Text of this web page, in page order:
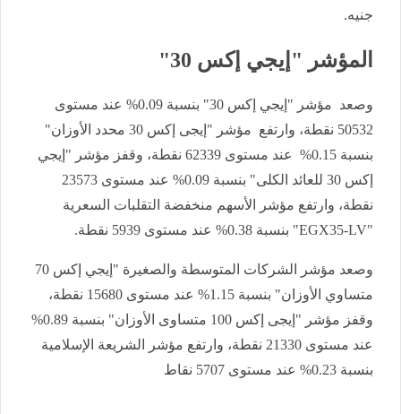
جنيه.
المؤشر "إيجي إكس 30"
وصعد مؤشر "إيجي إكس 30" بنسبة 0.09% عند مستوى
50532 نقطة، وارتفع مؤشر "إيجى إكس 30 محدد الأوزان"
بنسبة 0.15% عند مستوى 62339 نقطة، وقفز مؤشر "إيجي
إكس 30 للعائد الكلى" بنسبة 0.09% عند مستوى 23573
نقطة، وارتفع مؤشر الأسهم منخفضة التقلبات السعرية
"EGX35-LV" بنسبة 0.38% عند مستوى 5939 نقطة.
وصعد مؤشر الشركات المتوسطة والصغيرة "إيجي إكس 70
متساوي الأوزان" بنسبة 1.15% عند مستوى 15680 نقطة،
وقفز مؤشر "إيجى إكس 100 متساوى الأوزان" بنسبة 0.89%
عند مستوى 21330 نقطة، وارتفع مؤشر الشريعة الإسلامية
بنسبة 0.23% عند مستوى 5707 نقاط